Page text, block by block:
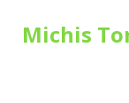
Michis